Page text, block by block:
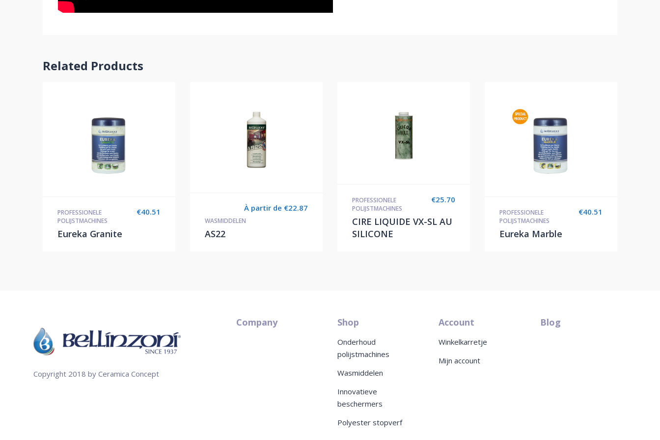
Related Products
€40.51
PROFESSIONELE
POLIJSTMACHINES
Eureka Granite
À partir de €22.87
WASMIDDELEN
AS22
€25.70
PROFESSIONELE
POLIJSTMACHINES
CIRE LIQUIDE VX-SL AU
SILICONE
€40.51
PROFESSIONELE
POLIJSTMACHINES
Eureka Marble
Copyright 2018 by Ceramica Concept
Company Shop
Onderhoud
polijstmachines
Wasmiddelen
Innovatieve
beschermers
Polyester stopverf
Account
Winkelkarretje
Mijn account
Blog